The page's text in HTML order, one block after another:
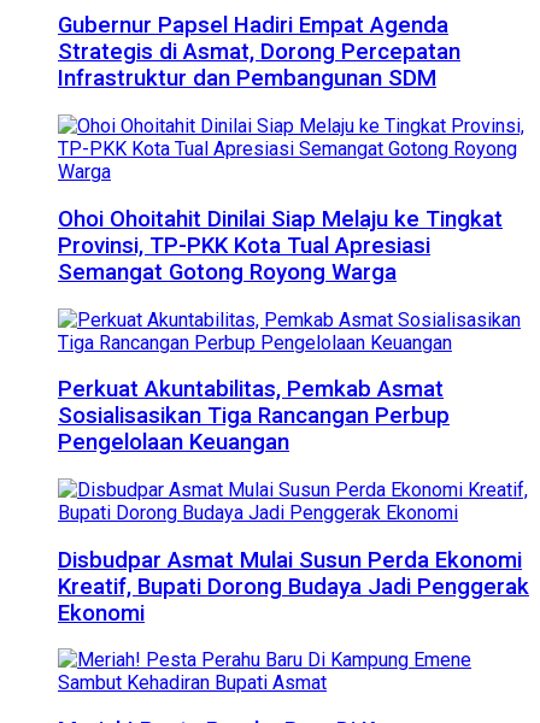
Gubernur Papsel Hadiri Empat Agenda
Strategis di Asmat, Dorong Percepatan
Infrastruktur dan Pembangunan SDM
Ohoi Ohoitahit Dinilai Siap Melaju ke Tingkat
Provinsi, TP-PKK Kota Tual Apresiasi
Semangat Gotong Royong Warga
Perkuat Akuntabilitas, Pemkab Asmat
Sosialisasikan Tiga Rancangan Perbup
Pengelolaan Keuangan
Disbudpar Asmat Mulai Susun Perda Ekonomi
Kreatif, Bupati Dorong Budaya Jadi Penggerak
Ekonomi